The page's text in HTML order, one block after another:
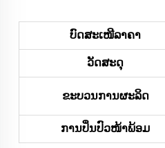
ບົດສະເໜີລາຄາ
ວັດສະດຸ
ຂະບວນການຜະລິດ
ການປິ່ນປົວໜ້າພ້ອມ